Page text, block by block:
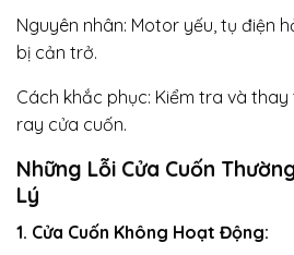
Nguyên nhân: Motor yếu, tụ điện
bị cản trở.
Cách khắc phục: Kiểm tra và thay
ray cửa cuốn.
Những Lỗi Cửa Cuốn
Lý
1. Cửa Cuốn Không Hoạt Động: